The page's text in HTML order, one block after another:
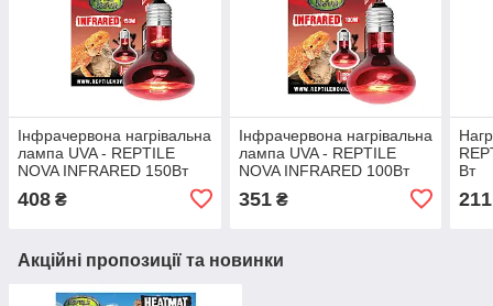
Інфрачервона нагрівальна
лампа UVA - REPTILE
NOVA INFRARED 150Вт
408 ₴
Інфрачервона нагрівальна
лампа UVA - REPTILE
NOVA INFRARED 100Вт
351₴
Вт
211
Акційні пропозиції та новинки